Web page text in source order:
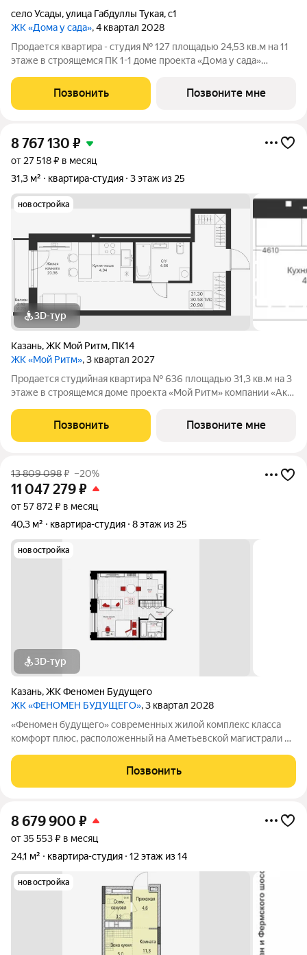
село Усады,улица Габдуллы Тукая,с1
ЖК «Дома у сада», 4 квартал 2028
Продается квартира - студия № 127 площадью 24,53 кв.м на 11
этаже в строящемся ПК 1-1 доме проекта «Дома у сада»
жилой комплекс с развитой инфраструктурой, прекрасными
видами и удобным
Позвонить Позвоните мне
8 767 130 ₽
от 27 518 ₽ в месяц
31,3 м²
квартира-студия 3 этаж из 25
новостройка
3D-тур
Казань,ЖК Мой Ритм, ПК14
ЖК «Мой Ритм», 3 квартал 2027
Продается студийная квартира № 636 площадью 31,3 кв.м на 3
этаже в строящемся доме проекта «Мой Ритм» компании «Ак
одном из лучших районов Казани, на пересечении пр. Победы
и ул. Сахарова, рядом
Позвонить Позвоните мне
13 809 098₽ –20%
11 047 279₽
от 57 872 ₽ в месяц
40,3 м²
квартира-студия 8 этаж из 25
новостройка
3D-тур
Казань,ЖК Феномен Будущего
ЖК «ФЕНОМЕН БУДУЩЕГО», 3 квартал 2028
«Феномен будущего» современных жилой комплекс класса
комфорт плюс, расположенный на Аметьевской магистрали на
первой очереди, состоящей из 3 секций переменной
Позвонить
8 679 900 ₽
от 35 553 ₽ в месяц
24,1 м²
квартира-студия 12 этаж из 14
новостройка